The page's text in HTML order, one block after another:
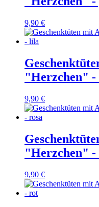
9,90 €
"Herzchen" -
9,90 €
"Herzchen" -
9,90 €